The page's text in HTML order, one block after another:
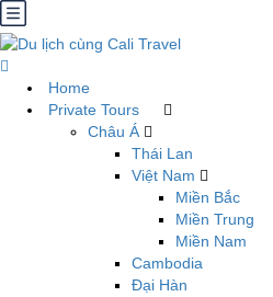
Home
Private Tours
Châu Á
Thái Lan
Việt Nam
Miền Bắc
Miền Trung
Miền Nam
Cambodia
Đại Hàn